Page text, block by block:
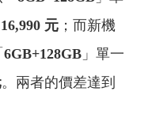
元 ；而新機
6GB+128GB 」單一
。兩者的價差達到